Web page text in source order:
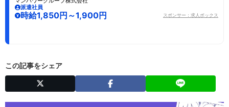
派遣社員
時給1,850円～1,900円 スポンサー：求人ボックス
この記事をシェア